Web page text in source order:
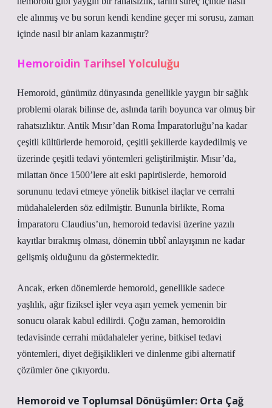
ele alınmış ve bu sorun kendi kendine geçer mi sorusu, zaman
içinde nasıl bir anlam kazanmıştır?
Hemoroidin Tarihsel Yolculuğu
Hemoroid, günümüz dünyasında genellikle yaygın bir sağlık
problemi olarak bilinse de, aslında tarih boyunca var olmuş bir
rahatsızlıktır. Antik Mısır’dan Roma İmparatorluğu’na kadar
çeşitli kültürlerde hemoroid, çeşitli şekillerde kaydedilmiş ve
üzerinde çeşitli tedavi yöntemleri geliştirilmiştir. Mısır’da,
milattan önce 1500’lere ait eski papirüslerde, hemoroid
sorununu tedavi etmeye yönelik bitkisel ilaçlar ve cerrahi
müdahalelerden söz edilmiştir. Bununla birlikte, Roma
İmparatoru Claudius’un, hemoroid tedavisi üzerine yazılı
kayıtlar bırakmış olması, dönemin tıbbî anlayışının ne kadar
gelişmiş olduğunu da göstermektedir.
Ancak, erken dönemlerde hemoroid, genellikle sadece
yaşlılık, ağır fiziksel işler veya aşırı yemek yemenin bir
sonucu olarak kabul edilirdi. Çoğu zaman, hemoroidin
tedavisinde cerrahi müdahaleler yerine, bitkisel tedavi
yöntemleri, diyet değişiklikleri ve dinlenme gibi alternatif
çözümler öne çıkıyordu.
Hemoroid ve Toplumsal Dönüşümler: Orta Çağ